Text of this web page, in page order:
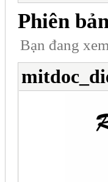
Phiên
Bạn đang